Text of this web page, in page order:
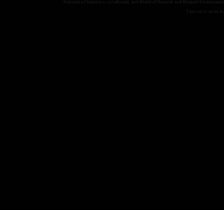
Warlords of Draenor is a trademark, and World of Warcraft and Blizzard
This site is in no